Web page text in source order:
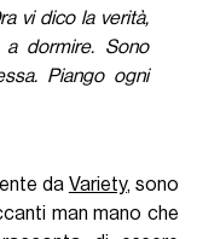
vi dico la verità,
dormire. Sono
Piango ogni
da Variety, sono
man mano che